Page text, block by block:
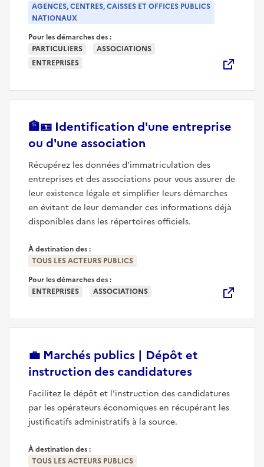
AGENCES, CENTRES, CAISSES ET OFFICES PUBLICS
NATIONAUX
Pour les démarches des :
PARTICULIERS
ASSOCIATIONS
ENTREPRISES
🏦🪪 Identification d'une entreprise
ou d'une association
Récupérez les données d'immatriculation des
entreprises et des associations pour vous assurer de
leur existence légale et simplifier leurs démarches
en évitant de leur demander ces informations déjà
disponibles dans les répertoires officiels.
À destination des :
TOUS LES ACTEURS PUBLICS
Pour les démarches des :
ENTREPRISES
ASSOCIATIONS
💼 Marchés publics | Dépôt et
instruction des candidatures(nouvelle
Facilitez le dépôt et l'instruction des candidatures
par les opérateurs économiques en récupérant les
justificatifs administratifs à la source.
À destination des :
TOUS LES ACTEURS PUBLICS